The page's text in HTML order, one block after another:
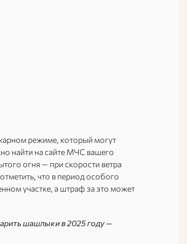
режиме, который могут
найти на сайте МЧС вашего
огня — при скорости ветра
что в период особого
участке, а штраф за это может
шашлыки в 2025 году —